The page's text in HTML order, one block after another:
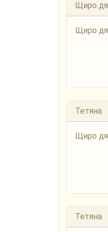
Щиро
Щиро
Тетяна
Щиро
Тетяна